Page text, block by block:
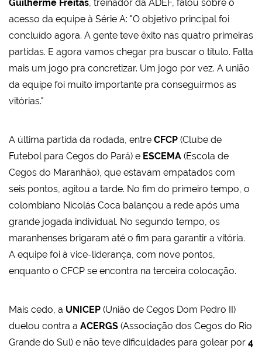
Guilherme Freitas , treinador da ADEF, falou sobre o
acesso da equipe à Série A: "O objetivo principal foi
concluído agora. A gente teve êxito nas quatro primeiras
partidas. E agora vamos chegar pra buscar o título. Falta
mais um jogo pra concretizar. Um jogo por vez. A união
da equipe foi muito importante pra conseguirmos as
vitórias."
A última partida da rodada, entre CFCP (Clube de
Futebol para Cegos do Pará) e ESCEMA (Escola de
Cegos do Maranhão), que estavam empatados com
seis pontos, agitou a tarde. No fim do primeiro tempo, o
colombiano Nicolás Coca balançou a rede após uma
grande jogada individual. No segundo tempo, os
maranhenses brigaram até o fim para garantir a vitória.
A equipe foi à vice-liderança, com nove pontos,
enquanto o CFCP se encontra na terceira colocação.
Mais cedo, a UNICEP (União de Cegos Dom Pedro II)
duelou contra a ACERGS (Associação dos Cegos do Rio
Grande do Sul) e não teve dificuldades para golear por 4